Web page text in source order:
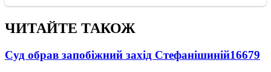
ЧИТАЙТЕ ТАКОЖ
Суд обрав запобіжний захід Стефанішиній16679